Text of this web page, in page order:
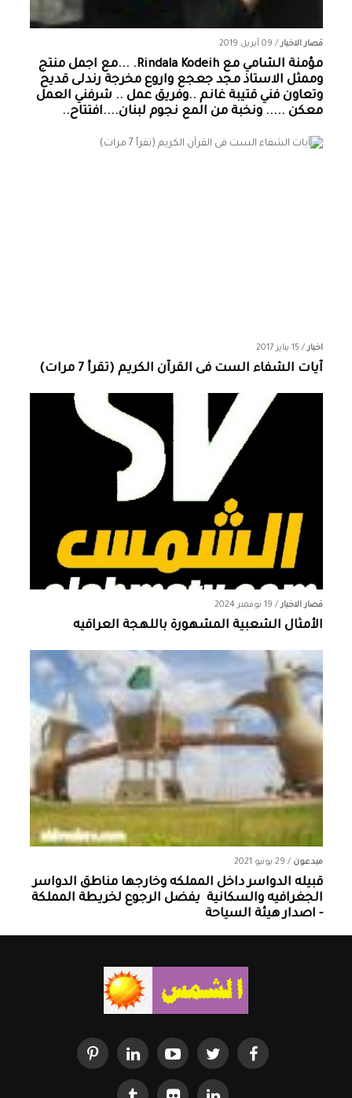
قصار الاخبار/ 09 أبريل 2019
مؤمنة الشامي‏ مع ‏‎Rindala Kodeih‎‏. ...مع اجمل منتج
وممثل الاستاذ مجد جعجع واروع مخرجة رندلى قديح
وتعاون فني قتيبة غانم ..وفريق عمل .. شرفني العمل
معكن ..... ونخبة من المع نجوم لبنان....افتتاح..
اخبار/ 15 يناير 2017
آيات الشفاء الست فى القرآن الكريم (تقرأ 7 مرات)
قصار الاخبار/ 19 نوفمبر 2024
الأمثال الشعبية المشهورة باللهجة العراقيه
مبدعون / 29 يونيو 2021
قبيله الدواسر داخل المملكه وخارجها ‏مناطق الدواسر
الجغرافيه والسكانية ‏ يفضل الرجوع لخريطة المملكة
- اصدار هيئة السياحة